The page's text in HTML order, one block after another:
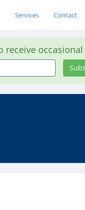
Services Contact